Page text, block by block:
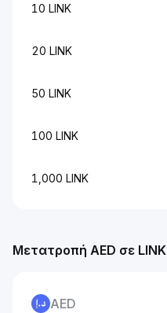
10 LINK
20 LINK
50 LINK
100 LINK
1,000 LINK
Μετατροπή AED σε LINK
AED